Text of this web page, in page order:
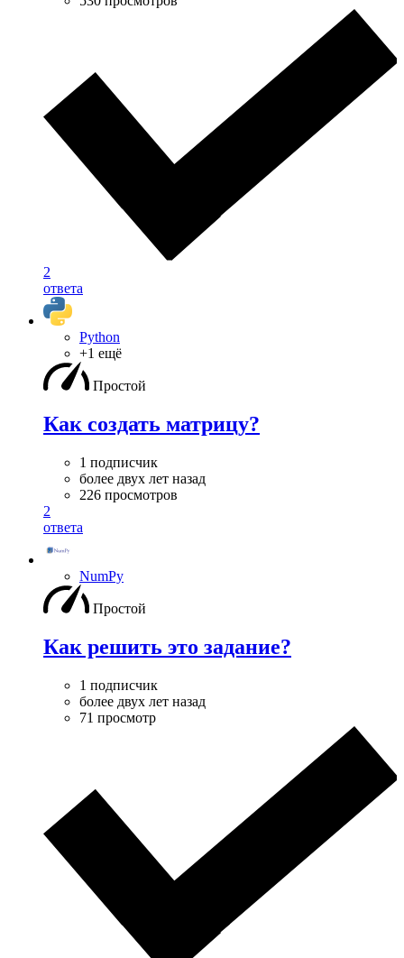
2
ответа
Python
+1 ещё
Простой
Как создать матрицу?
1 подписчик
более двух лет назад
226 просмотров
2
ответа
NumPy
Простой
Как решить это задание?
1 подписчик
более двух лет назад
71 просмотр